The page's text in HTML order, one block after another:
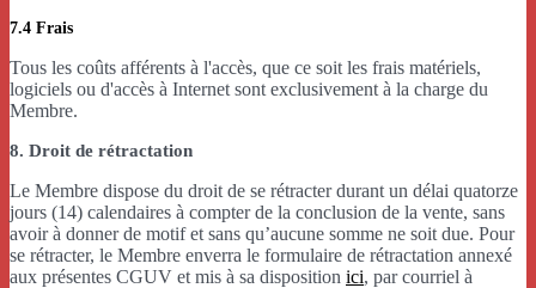
7.4 Frais
Tous les coûts afférents à l'accès, que ce soit les frais matériels,
logiciels ou d'accès à Internet sont exclusivement à la charge du
Membre.
8. Droit de rétractation
Le Membre dispose du droit de se rétracter durant un délai quatorze
jours (14) calendaires à compter de la conclusion de la vente, sans
avoir à donner de motif et sans qu’aucune somme ne soit due. Pour
se rétracter, le Membre enverra le formulaire de rétractation annexé
aux présentes CGUV et mis à sa disposition ici, par courriel à